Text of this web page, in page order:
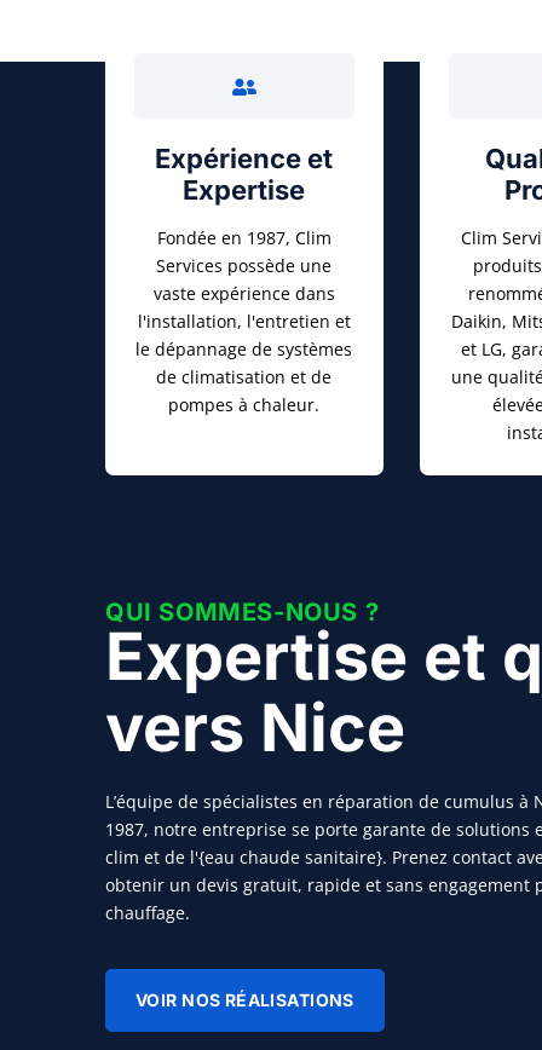
Expérience et
Expertise
Fondée en 1987, Clim
Services possède une
vaste expérience dans
l'installation, l'entretien et
le dépannage de systèmes
de climatisation et de
pompes à chaleur.
Clim
Daikin,
et LG,
une
QUI SOMMES-NOUS ?
Expertise et
vers Nice
L’équipe de spécialistes en réparation de cumulus à
1987, notre entreprise se porte garante de solutions
clim et de l'{eau chaude sanitaire}. Prenez contact
obtenir un devis gratuit, rapide et sans engagement
chauffage.
VOIR NOS RÉALISATIONS